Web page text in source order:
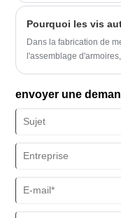
Dans la fabrication de
l'assemblage
conçue spécifiquement
verrouillage élevées et
avec des tailles allant
spécifications et la
envoyer une